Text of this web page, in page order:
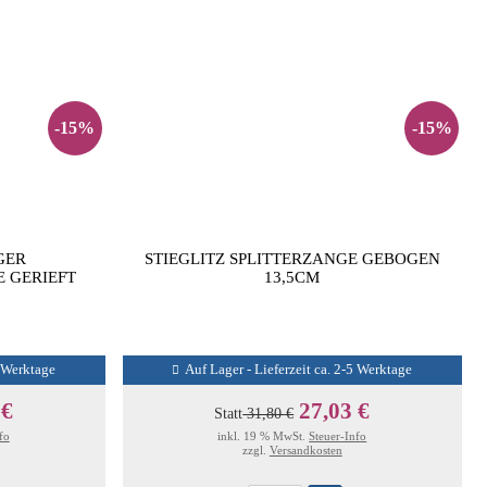
-15%
GERIEFT
-15%
STIEGLITZ SPLITTERZANGE GEBOGEN
13,5CM
Auf Lager - Lieferzeit ca. 2-5 Werktage
Statt31,80 € 27,03 €
inkl. 19 % MwSt.Steuer-Info
zzgl. Versandkosten